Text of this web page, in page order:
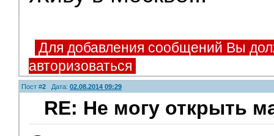
Для добавления сообщений Вы
авторизоваться
Пост #2Дата:02.08.2014 09:29
RE: Не могу открыть
Модераторы